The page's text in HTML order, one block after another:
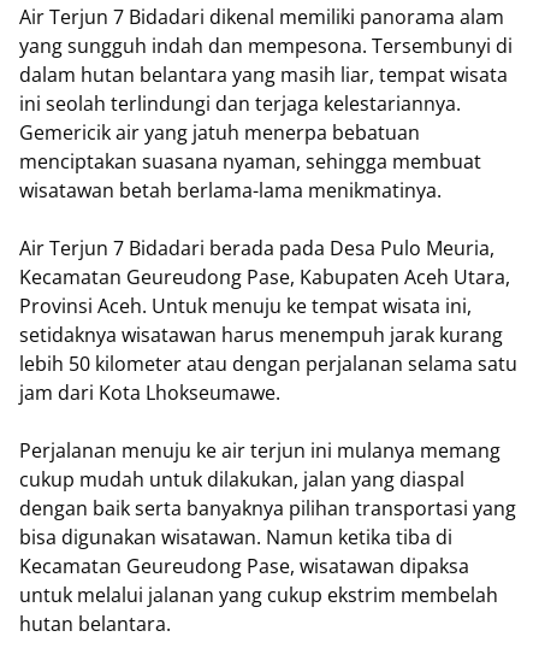
Air Terjun 7 Bidadari dikenal memiliki panorama alam
yang sungguh indah dan mempesona. Tersembunyi di
dalam hutan belantara yang masih liar, tempat wisata
ini seolah terlindungi dan terjaga kelestariannya.
Gemericik air yang jatuh menerpa bebatuan
menciptakan suasana nyaman, sehingga membuat
wisatawan betah berlama-lama menikmatinya.
Air Terjun 7 Bidadari berada pada Desa Pulo Meuria,
Kecamatan Geureudong Pase, Kabupaten Aceh Utara,
Provinsi Aceh. Untuk menuju ke tempat wisata ini,
setidaknya wisatawan harus menempuh jarak kurang
lebih 50 kilometer atau dengan perjalanan selama satu
jam dari Kota Lhokseumawe.
Perjalanan menuju ke air terjun ini mulanya memang
cukup mudah untuk dilakukan, jalan yang diaspal
dengan baik serta banyaknya pilihan transportasi yang
bisa digunakan wisatawan. Namun ketika tiba di
Kecamatan Geureudong Pase, wisatawan dipaksa
untuk melalui jalanan yang cukup ekstrim membelah
hutan belantara.